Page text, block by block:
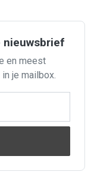
nieuwsbrief
en meest
je mailbox.